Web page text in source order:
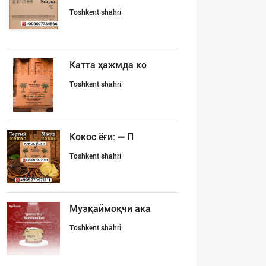
Toshkent shahri
Катта ҳажмда ко
Toshkent shahri
Кокос ёғи: ➖ П
Toshkent shahri
Музқаймоқчи ака
Toshkent shahri